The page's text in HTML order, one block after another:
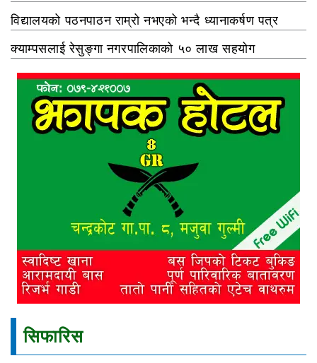
विद्यालयको पठनपाठन राम्रो नभएको भन्दै ध्यानाकर्षण पत्र
क्याम्पसलाई रेसुङ्गा नगरपालिकाको ५० लाख सहयोग
सिफारिस